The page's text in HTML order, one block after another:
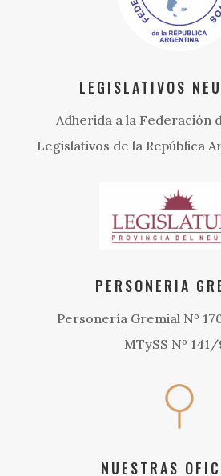
LEGISLATIVOS
Adherida a la Federación
Legislativos de la República
PERSONERIA
Personería Gremial Nº
MTySS Nº
NUESTRAS